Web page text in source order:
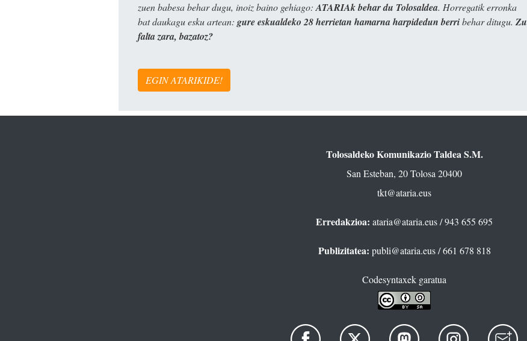
zuen babesa behar dugu, inoiz baino gehiago:ATARIAk behar du Tolosaldea. Horregatik erronka
bat daukagu esku artean: gure eskualdeko 28 herrietan hamarna harpidedun berribehar ditugu. Zu
falta zara, bazatoz?
EGIN ATARIKIDE!
Tolosaldeko Komunikazio Taldea S.M.
San Esteban, 20 Tolosa 20400
tkt@ataria.eus
Erredakzioa: ataria@ataria.eus/ 943 655 695
Publizitatea: publi@ataria.eus/ 661 678 818
Codesyntaxek garatua